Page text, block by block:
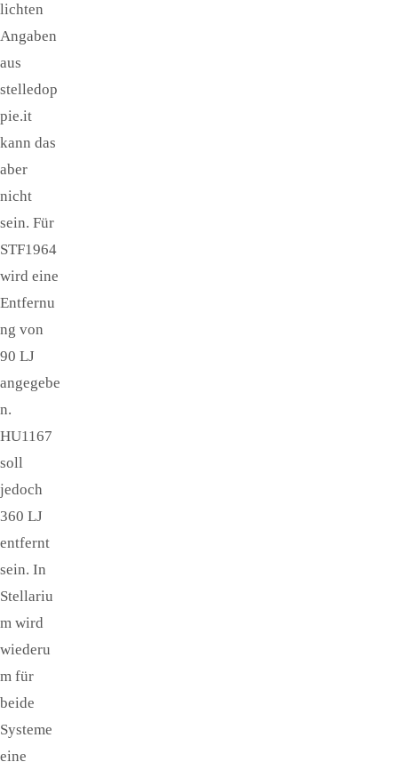
lichten
Angaben
aus
stelledop
pie.it
kann das
aber
nicht
sein. Für
STF1964
wird eine
Entfernu
ng von
90 LJ
angegebe
n.
HU1167
soll
jedoch
360 LJ
entfernt
sein. In
Stellariu
m wird
wiederu
m für
beide
Systeme
eine